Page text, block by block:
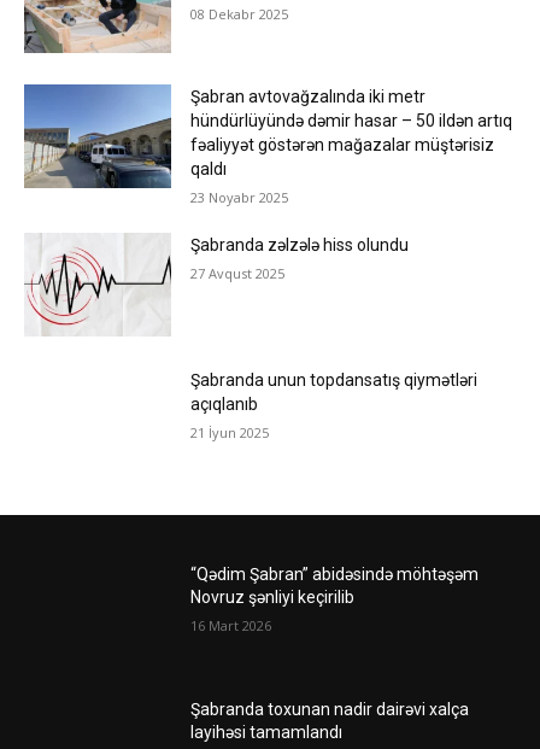
08 Dekabr 2025
Şabran avtovağzalında iki metr
hündürlüyündə dəmir hasar – 50 ildən artıq
fəaliyyət göstərən mağazalar müştərisiz
qaldı
23 Noyabr 2025
Şabranda zəlzələ hiss olundu
27 Avqust 2025
Şabranda unun topdansatış qiymətləri
açıqlanıb
21 İyun 2025
“Qədim Şabran” abidəsində möhtəşəm
Novruz şənliyi keçirilib
16 Mart 2026
Şabranda toxunan nadir dairəvi xalça
layihəsi tamamlandı